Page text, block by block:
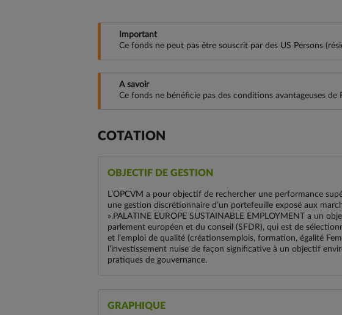
Important
Ce fonds ne peut pas être souscrit par des US Persons
A savoir
Ce fonds ne bénéficie pas des conditions avantageuses de
COTATION
OBJECTIF DE GESTION
L’OPCVM a pour objectif de rechercher une performance
une gestion discrétionnaire d’un portefeuille exposé aux
».PALATINE EUROPE SUSTAINABLE EMPLOYMENT a un
parlement européen et du conseil (SFDR), qui est de
et l’emploi de qualité (créationsemplois, formation, égalité
l’investissement nuise de façon significative à un objectif
pratiques de gouvernance.
GRAPHIQUE